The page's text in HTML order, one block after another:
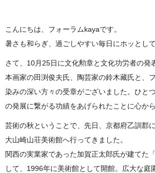
こんにちは、フォーラムkayaです。
暑さも和らぎ、過ごしやすい毎日にホッとし
さて、10月25日に文化勲章と文化功労者の発
本画家の田渕俊夫氏、陶芸家の鈴木藏氏と、
染みの深い方々の受章がございました。ひと
の発展に繋がる功績をあげられたことに心か
芸術の秋ということで、先日、京都府乙訓郡
大山崎山荘美術館へ行ってきました。
関西の実業家であった加賀正太郎氏が建てた
して、1996年に美術館として開館。広大な庭